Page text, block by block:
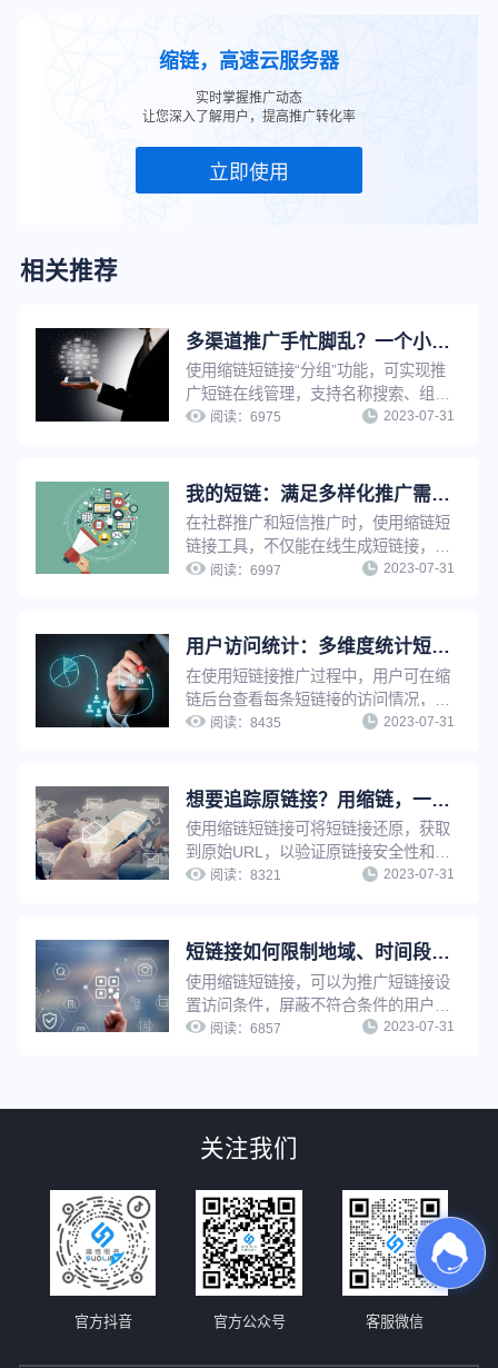
缩链，高速云服务器
实时掌握推广动态
让您深入了解用户，提高推广转化率
立即使用
相关推荐
多渠道推广手忙脚乱？一个小工具助你提升工作效率！
使用缩链短链接“分组”功能，可实现推
广短链在线管理，支持名称搜索、组别
查询、编辑组名、删除分组等操作，解
阅读：6975 2023-07-31
我的短链：满足多样化推广需求，实现短链接在线管理，方便快捷
在社群推广和短信推广时，使用缩链短
链接工具，不仅能在线生成短链接，还
能给短链接设置有效期、设置访问密
实现推广短链在线管理，提升工作效
率。
阅读：6997 2023-07-31
用户访问统计：多维度统计短链接访问情况，把控推广效果
在使用短链接推广过程中，用户可在缩
链后台查看每条短链接的访问情况，包
括访问趋势、访问地域、访问环境、访
优化转化效果。
阅读：8435 2023-07-31
想要追踪原链接？用缩链，一键还原！
使用缩链短链接可将短链接还原，获取
到原始URL，以验证原链接安全性和可
信度，使用短链接还原功能，还可以快
阅读：8321 2023-07-31
短链接如何限制地域、时间段访问？简单三步，满足个性化推广需求
使用缩链短链接，可以为推广短链接设
置访问条件，屏蔽不符合条件的用户访
问，只有符合访问条件的用户才可以访
阅读：6857 2023-07-31
关注我们
官方抖音 官方公众号 客服微信